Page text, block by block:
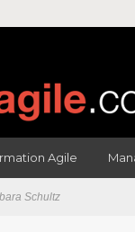
Agile
Schultz